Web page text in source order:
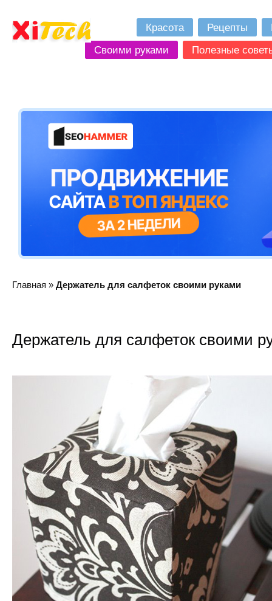
Красота Рецепты
Своими руками
Полезные
Главная » Держатель для салфеток своими руками
Держатель для салфеток своими